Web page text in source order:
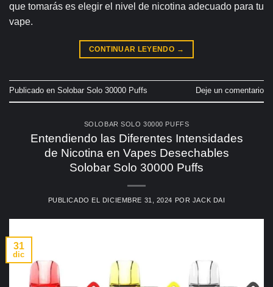
que tomarás es elegir el nivel de nicotina adecuado para tu
vape.
CONTINUAR LEYENDO →
Publicado en Solobar Solo 30000 Puffs Deje un comentario
SOLOBAR SOLO 30000 PUFFS
Entendiendo las Diferentes Intensidades
de Nicotina en Vapes Desechables
Solobar Solo 30000 Puffs
PUBLICADO EL DICIEMBRE 31, 2024 POR JACK DAI
31
dic